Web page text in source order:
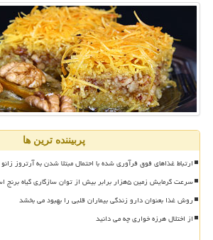
پربیننده ترین ها
ارتباط غذاهای فوق فرآوری شده با احتمال مبتلا شدن به آرتروز زانو
سرعت گرمایش زمین ۵هزار برابر بیش از توان سازگاری گیاه برنج است
روش غذا بعنوان دارو زندگی بیماران قلبی را بهبود می بخشد
از اختلال هرزه خواری چه می دانید